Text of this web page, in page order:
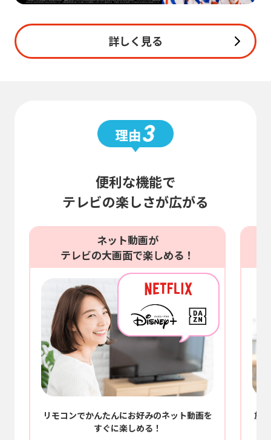
詳しく見る
便利な機能で
テレビの楽しさが広がる
ネット動画が
テレビの大画面で楽しめる！
リモコンでかんたんにお好みのネット動画を
すぐに楽しめる！
放